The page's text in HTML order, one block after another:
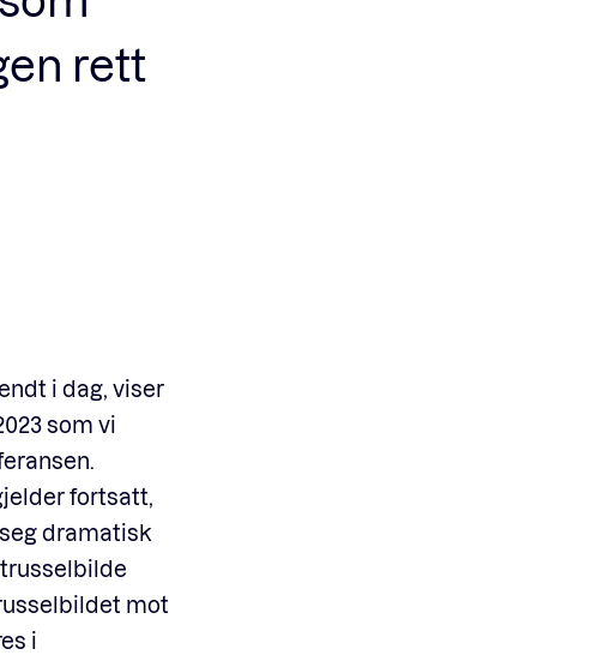
rett
i dag, viser
som vi
fortsatt,
dramatisk
mot
i